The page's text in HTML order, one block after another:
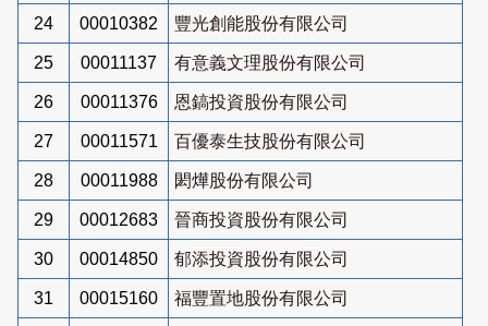
24 00010382 豐光創能股份有限公司
25 00011137 有意義文理股份有限公司
26 00011376 恩鎬投資股份有限公司
27 00011571 百優泰生技股份有限公司
28 00011988 閎燁股份有限公司
29 00012683 晉商投資股份有限公司
30 00014850 郁添投資股份有限公司
31 00015160 福豐置地股份有限公司